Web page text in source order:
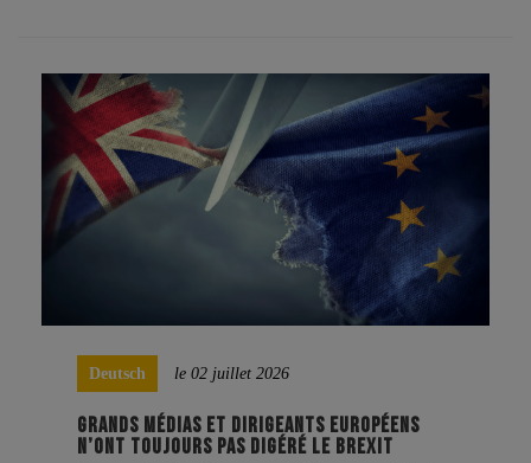
Deutsch le 02 juillet 2026
GRANDS MÉDIAS ET DIRIGEANTS EUROPÉENS
N’ONT TOUJOURS PAS DIGÉRÉ LE BREXIT